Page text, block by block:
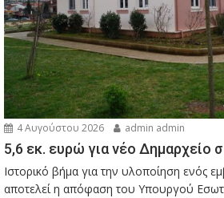
4 Αυγούστου 2026 admin admin
5,6 εκ. ευρώ για νέο Δημαρχείο
Ιστορικό βήμα για την υλοποίηση ενός
αποτελεί η απόφαση του Υπουργού